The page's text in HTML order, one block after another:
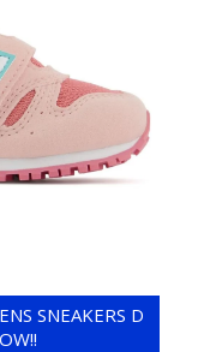
SNEAKERS D